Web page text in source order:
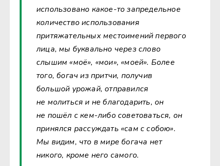
использовано какое-то запредельное
количество использования
притяжательных местоимений первого
лица, мы буквально через слово
слышим «моё», «мои», «моей». Более
того, богач из притчи, получив
большой урожай, отправился
не молиться и не благодарить, он
не пошёл с кем-либо советоваться, он
принялся рассуждать «сам с собою».
Мы видим, что в мире богача нет
никого, кроме него самого.